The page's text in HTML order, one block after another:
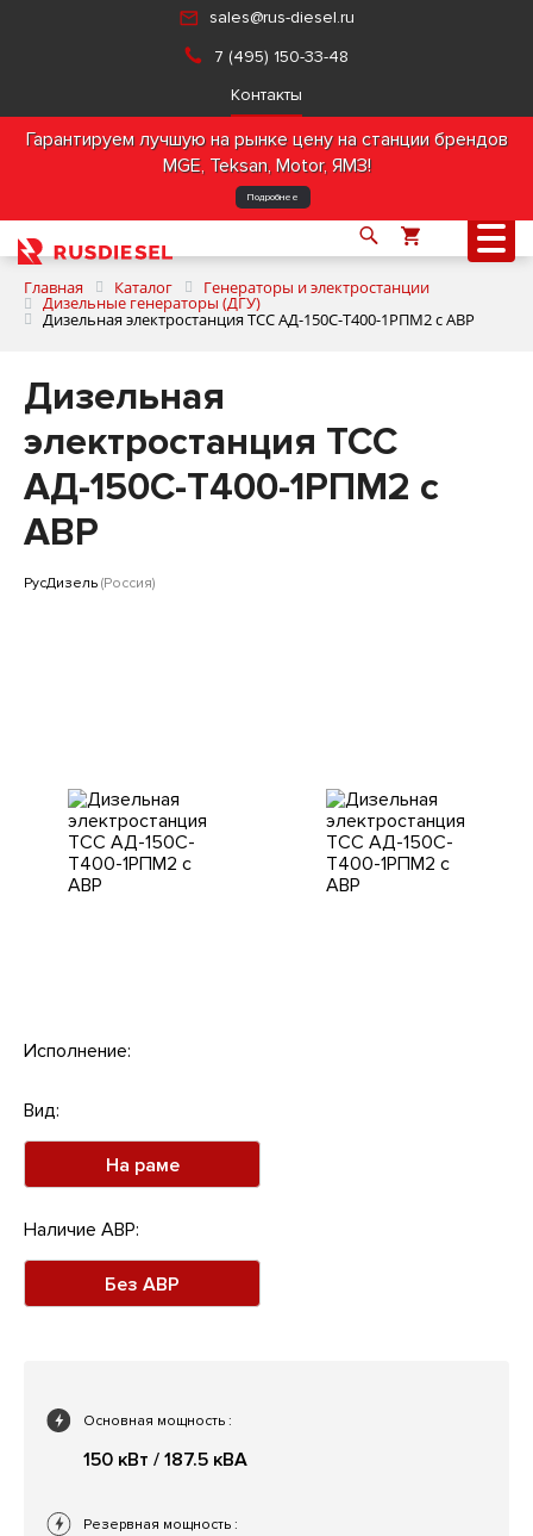
sales@rus-diesel.ru
7 (495) 150-33-48
Контакты
Гарантируем лучшую на рынке цену на станции брендов
MGE, Teksan, Motor, ЯМЗ!
Подробнее
Услуги
Главная Каталог Генераторы и электростанции
Дизельные генераторы (ДГУ)
Дизельная электростанция ТСС АД-150С-Т400-1РПМ2 с АВР
Дизельная
электростанция ТСС
АД-150С-Т400-1РПМ2 с
АВР
РусДизель (Россия)
Исполнение:
Вид:
На раме
Наличие АВР:
Без АВР
Основная мощность :
150 кВт / 187.5 кВА
Резервная мощность :